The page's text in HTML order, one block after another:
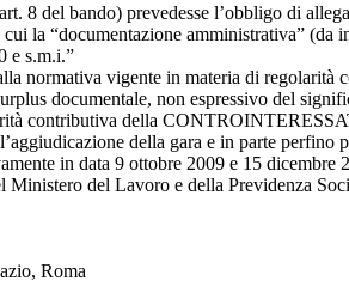
8 del bando) prevedesse l’obbligo di
la “documentazione amministrativa” (da
e s.m.i.”
normativa vigente in materia di regolarità
documentale, non espressivo del
contributiva della
della gara e in parte
in data 9 ottobre 2009 e 15
del Lavoro e della Previdenza
Roma